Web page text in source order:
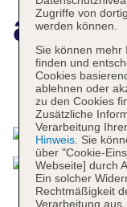
a&o
Das
Zugriffe von
werden können.
Sie können mehr
finden und
Cookies
ablehnen oder
zu den Cookies
Zusätzliche
Verarbeitung
Hinweis. Sie
über "Cookie-
Webseite] durch
Ein solcher
Rechtmäßigkeit
Verarbeitung